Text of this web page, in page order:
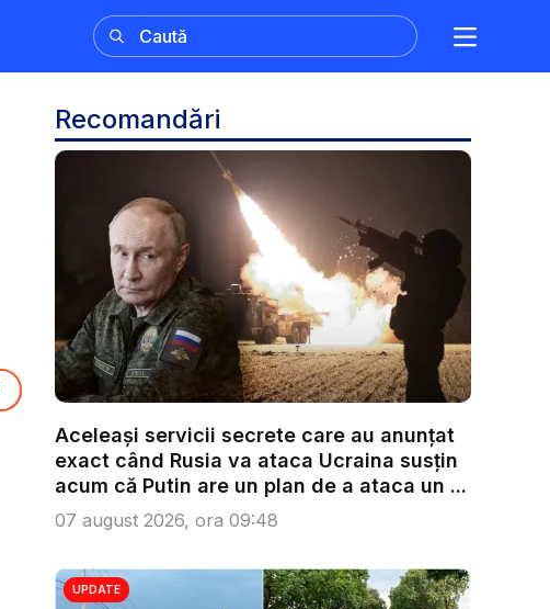
Recomandări
Aceleași servicii secrete care au anunțat
exact când Rusia va ataca Ucraina susțin
acum că Putin are un plan de a ataca un ...
07 august 2026, ora 09:48
UPDATE